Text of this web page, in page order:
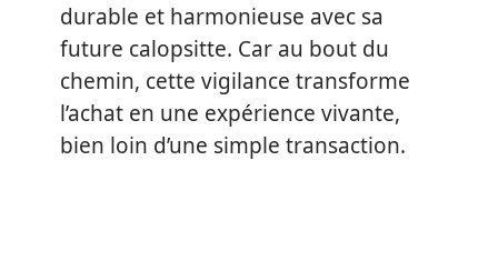
durable et harmonieuse avec sa
future calopsitte. Car au bout du
chemin, cette vigilance transforme
l’achat en une expérience vivante,
bien loin d’une simple transaction.